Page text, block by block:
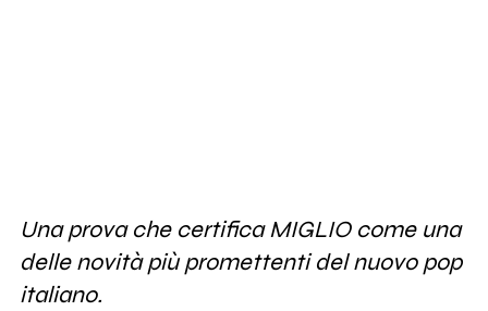
Una prova che certifica MIGLIO come una
delle novità più promettenti del nuovo pop
italiano.